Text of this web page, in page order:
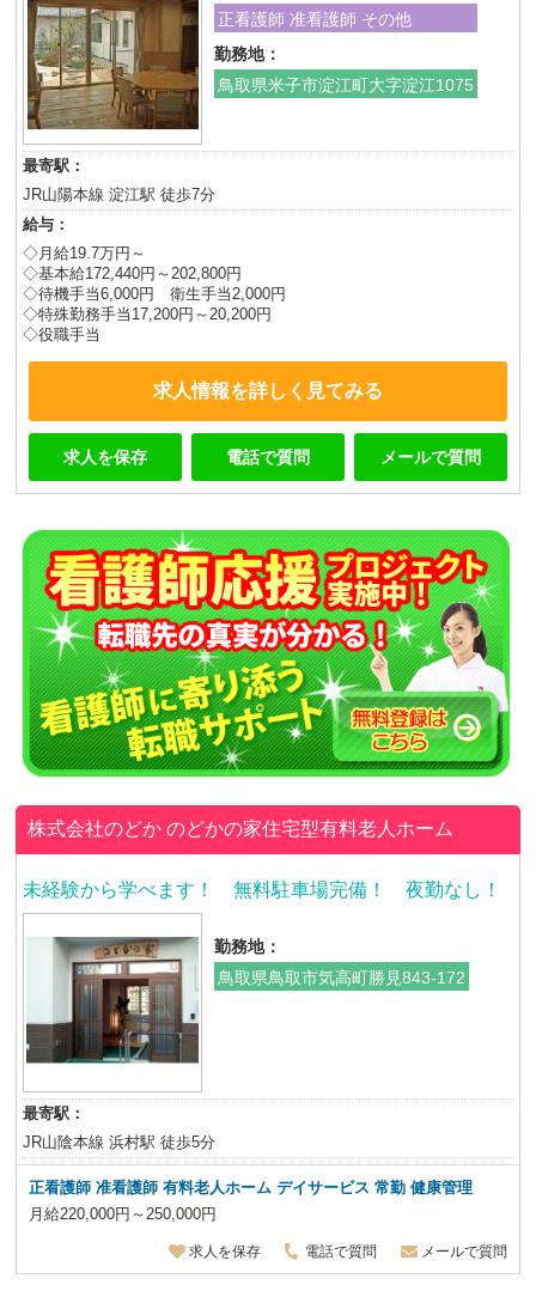
正看護師 准看護師 その他
勤務地：
鳥取県米子市淀江町大字淀江1075
最寄駅：
JR山陽本線 淀江駅 徒歩7分
給与：
◇月給19.7万円～
◇基本給172,440円～202,800円
◇待機手当6,000円 衛生手当2,000円
◇特殊勤務手当17,200円～20,200円
◇役職手当
求人情報を詳しく見てみる
求人を保存 電話で質問 メールで質問
株式会社のどかのどかの家住宅型有料老人ホーム
未経験から学べます！ 無料駐車場完備！ 夜勤なし！
勤務地：
鳥取県鳥取市気高町勝見843-172
最寄駅：
JR山陰本線 浜村駅 徒歩5分
正看護師 准看護師 有料老人ホーム デイサービス 常勤 健康管理
月給220,000円～250,000円
求人を保存 電話で質問 メールで質問